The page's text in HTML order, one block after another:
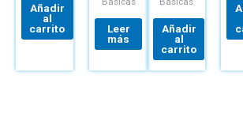
Añadir
al
carrito
Leer
más
Añadir
al
carrito